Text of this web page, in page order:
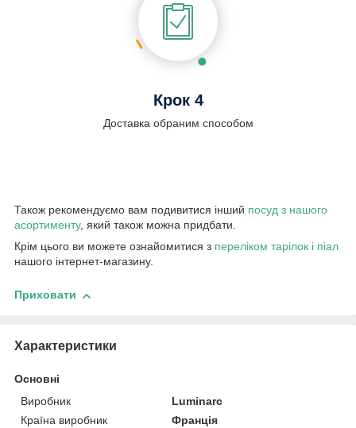
Крок 4
Доставка обраним способом
Також рекомендуємо вам подивитися інший посуд з нашого
асортименту, який також можна придбати.
Крім цього ви можете ознайомитися з переліком тарілок і піал
нашого інтернет-магазину.
Приховати
Характеристики
Основні
Виробник
Luminarc
Країна виробник
Франція